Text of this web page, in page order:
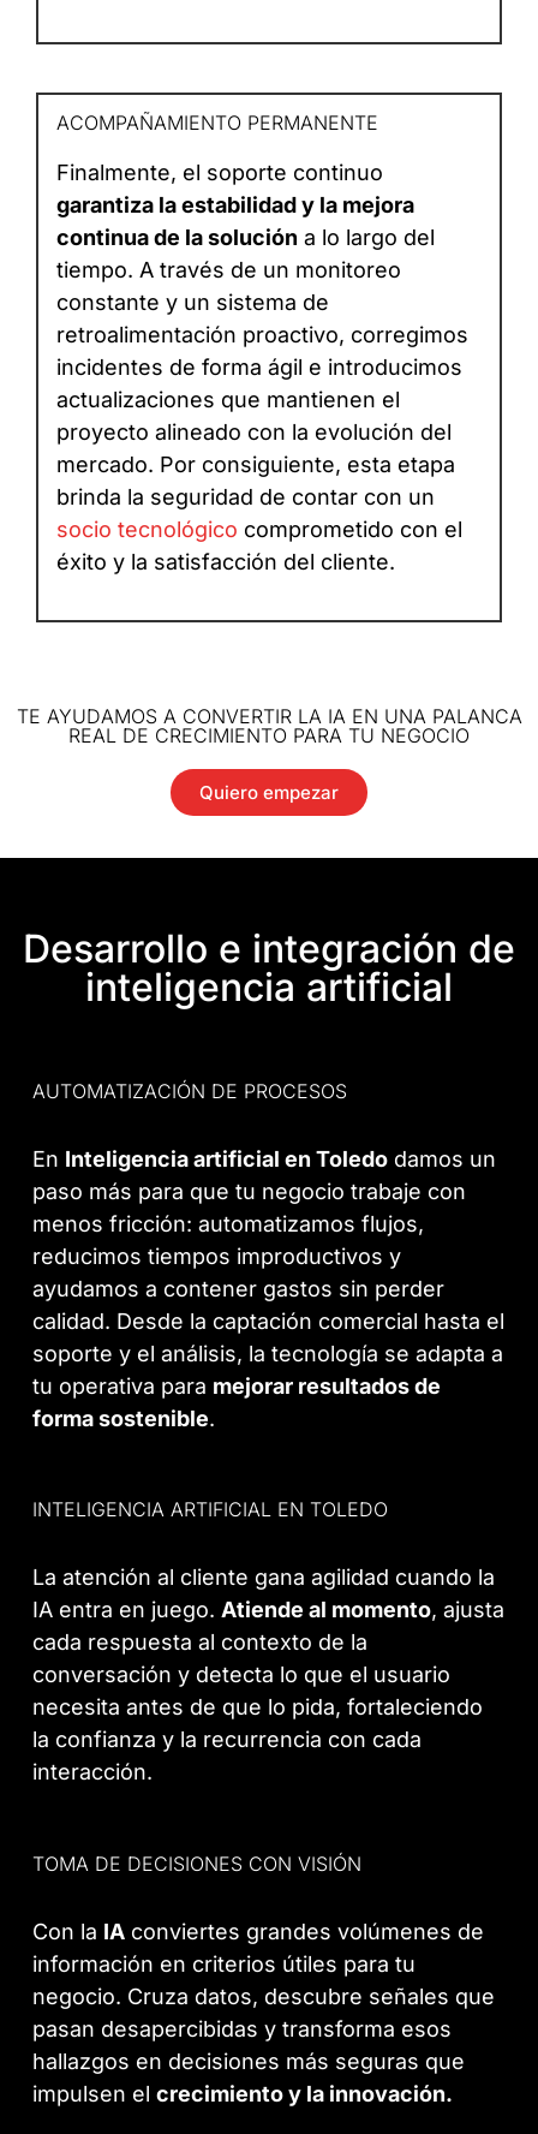
ACOMPAÑAMIENTO PERMANENTE
Finalmente, el soporte continuo
garantiza la estabilidad y la mejora
continua de la solución a lo largo del
tiempo. A través de un monitoreo
constante y un sistema de
retroalimentación proactivo, corregimos
incidentes de forma ágil e introducimos
actualizaciones que mantienen el
proyecto alineado con la evolución del
mercado. Por consiguiente, esta etapa
brinda la seguridad de contar con un
socio tecnológico comprometido con el
éxito y la satisfacción del cliente.
TE AYUDAMOS A CONVERTIR LA IA EN UNA PALANCA
REAL DE CRECIMIENTO PARA TU NEGOCIO
Quiero empezar
Desarrollo e integración de
inteligencia artificial
AUTOMATIZACIÓN DE PROCESOS
En Inteligencia artificial en Toledo damos un
paso más para que tu negocio trabaje con
menos fricción: automatizamos flujos,
reducimos tiempos improductivos y
ayudamos a contener gastos sin perder
calidad. Desde la captación comercial hasta el
soporte y el análisis, la tecnología se adapta a
tu operativa para mejorar resultados de
forma sostenible.
INTELIGENCIA ARTIFICIAL EN TOLEDO
La atención al cliente gana agilidad cuando la
IA entra en juego.Atiende al momento, ajusta
cada respuesta al contexto de la
conversación y detecta lo que el usuario
necesita antes de que lo pida, fortaleciendo
la confianza y la recurrencia con cada
interacción.
TOMA DE DECISIONES CON VISIÓN
Con la IA conviertes grandes volúmenes de
información en criterios útiles para tu
negocio. Cruza datos, descubre señales que
pasan desapercibidas y transforma esos
hallazgos en decisiones más seguras que
impulsen elcrecimiento y la innovación.